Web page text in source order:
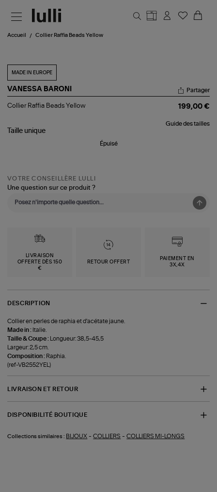
Accueil Collier Raffia Beads Yellow
MADE IN EUROPE
VANESSA BARONI
Collier
Yellow
Partager
Collier Raffia Beads Yellow 199,00 €
Guide des tailles
Taille unique
Épuisé
VOTRE CONSEILLÈRE LULLI
Une question sur ce produit ?
LIVRAISON
OFFERTE DÈS 150
€
RETOUR OFFERT
PAIEMENT EN
3X,4X
DESCRIPTION
Collier en perles de raphia et d'acétate jaune.
Made in : Italie.
Taille & Coupe :
Longueur: 38,5-45,5
Largeur: 2,5 cm.
Composition : Raphia.
(ref-VB2552YEL)
LIVRAISON ET RETOUR
DISPONIBILITÉ BOUTIQUE
Collections similaires : BIJOUX -COLLIERS -COLLIERS MI-LONGS